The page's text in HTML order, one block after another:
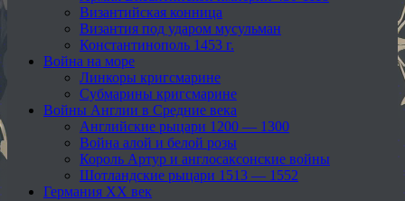
Византийская конница
Византия под ударом мусульман
Константинополь 1453 г.
Война на море
Линкоры кригсмарине
Субмарины кригсмарине
Войны Англии в Средние века
Английские рыцари 1200 — 1300
Война алой и белой розы
Король Артур и англосаксонские войны
Шотландские рыцари 1513 — 1552
Германия XX век